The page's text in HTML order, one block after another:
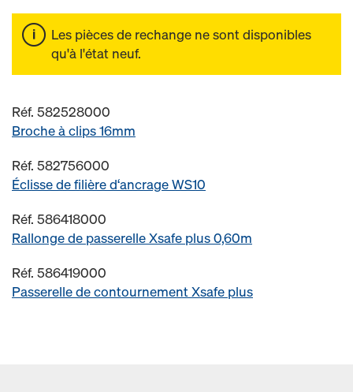
Les pièces de rechange ne sont disponibles
qu'à l'état neuf.
Réf. 582528000
Broche à clips 16mm
Réf. 582756000
Éclisse de filière d‘ancrage WS10
Réf. 586418000
Rallonge de passerelle Xsafe plus 0,60m
Réf. 586419000
Passerelle de contournement Xsafe plus